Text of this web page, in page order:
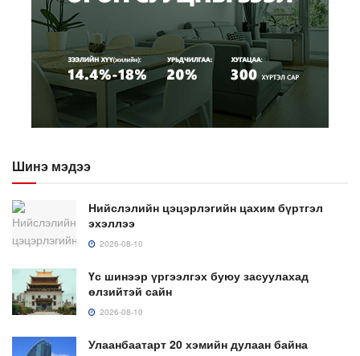
Шинэ мэдээ
Нийслэлийн цэцэрлэгийн цахим бүртгэл
эхэллээ
2026-08-10
Үс шинээр үргээлгэх буюу засуулахад
өлзийтэй сайн
2026-08-10
Улаанбаатарт 20 хэмийн дулаан байна